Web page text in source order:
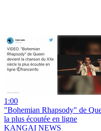
1:00
"Bohemian Rhapsody" de
la plus écoutée en ligne
KANGAI NEWS